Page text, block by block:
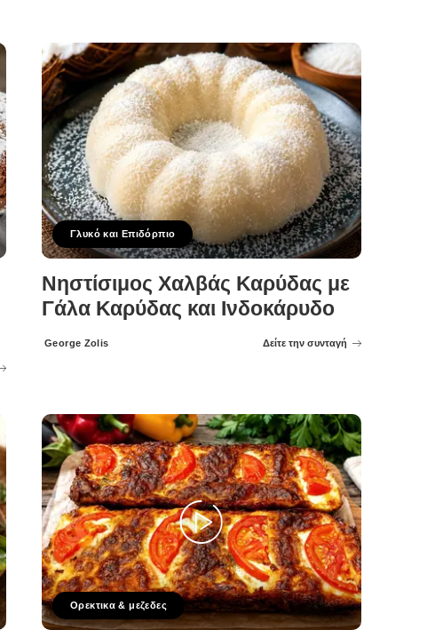
Γλυκό και Επιδόρπιο
Νηστίσιμος Χαλβάς Καρύδας με
Γάλα Καρύδας και Ινδοκάρυδο
Posted
George Zolis Δείτε την συνταγή
Ορεκτικα & μεζεδες